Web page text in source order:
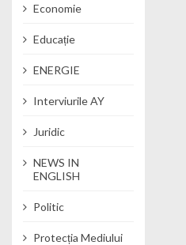
Economie
Educație
ENERGIE
Interviurile AY
Juridic
NEWS IN
ENGLISH
Politic
Protecția Mediului